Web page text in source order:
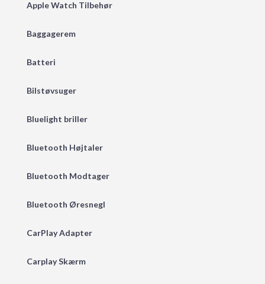
Apple Watch Tilbehør
Baggagerem
Batteri
Bilstøvsuger
Bluelight briller
Bluetooth Højtaler
Bluetooth Modtager
Bluetooth Øresnegl
CarPlay Adapter
Carplay Skærm